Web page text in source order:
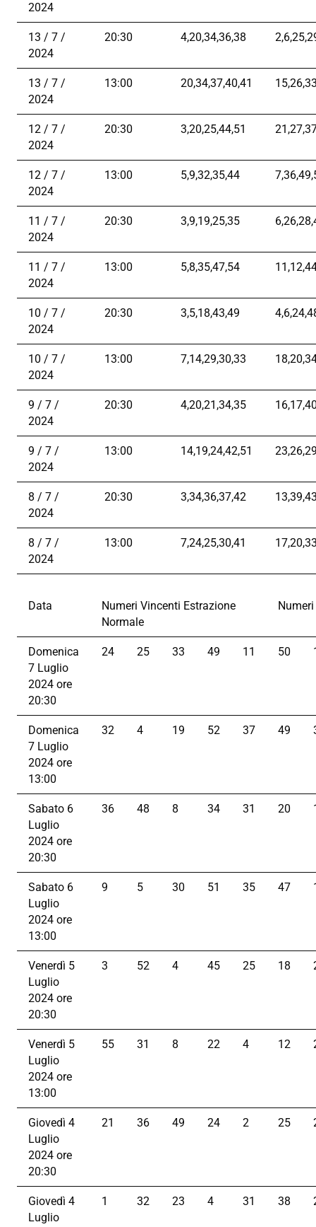
2024
13 / 7 /
2024
20:30 4,20,34,36,38
13 / 7 /
2024
13:00 20,34,37,40,41
12 / 7 /
2024
20:30 3,20,25,44,51
12 / 7 /
2024
13:00 5,9,32,35,44
11 / 7 /
2024
20:30 3,9,19,25,35
11 / 7 /
2024
13:00 5,8,35,47,54
10 / 7 /
2024
20:30 3,5,18,43,49
10 / 7 /
2024
13:00 7,14,29,30,33
9 / 7 /
2024
20:30 4,20,21,34,35
9 / 7 /
2024
13:00 14,19,24,42,51
8 / 7 /
2024
20:30 3,34,36,37,42
8 / 7 /
2024
13:00 7,24,25,30,41
Data
Numeri Vincenti Estrazione
Normale
Domenica
7 Luglio
2024 ore
20:30
24 25 33 49 11 50
Domenica
7 Luglio
2024 ore
13:00
32 4 19 52 37 49
Sabato 6
Luglio
2024 ore
20:30
36 48 8 34 31 20
Sabato 6
Luglio
2024 ore
13:00
9 5 30 51 35 47
Venerdì 5
Luglio
2024 ore
20:30
3 52 4 45 25 18
Venerdì 5
Luglio
2024 ore
13:00
55 31 8 22 4 12
Giovedì 4
Luglio
2024 ore
20:30
21 36 49 24 2 25
Giovedì 4
Luglio
1 32 23 4 31 38